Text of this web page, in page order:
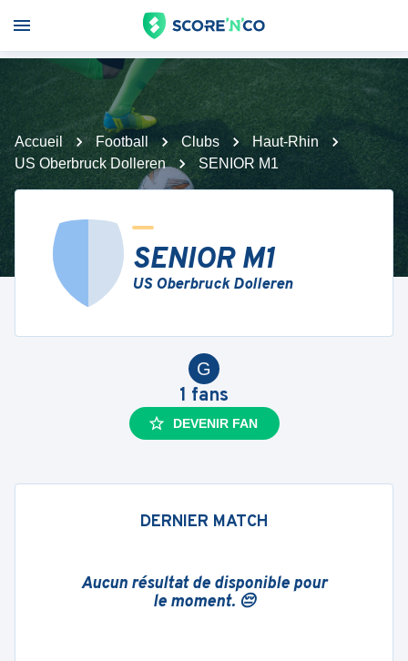
Accueil Football Clubs
Haut-Rhin
US Oberbruck Dolleren
SENIOR M1
SENIOR M1
US Oberbruck Dolleren
G
1 fans
DEVENIR FAN
DERNIER MATCH
Aucun résultat de disponible pour
le moment. 😔